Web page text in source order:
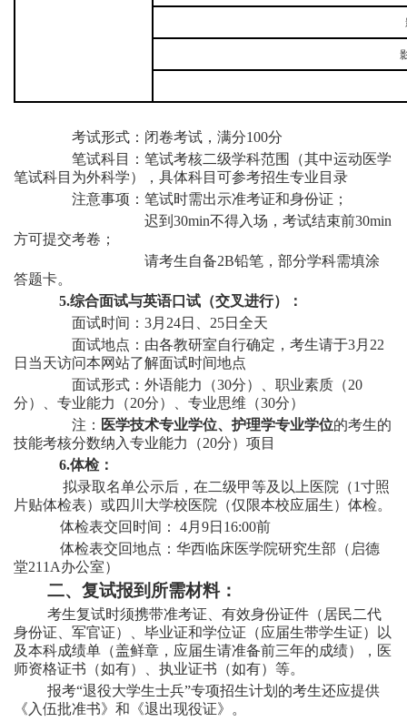
考试形式：闭卷考试，满分100分
笔试科目： 笔试考核二级学科范围
（其中运动医学
笔试科目为外科学），具体科目可参考招生专业目录
注意事项：笔试时需出示准考证和身份证；
迟到 30min不得入场，考试结束前30min
方可提交考卷；
请考生自备2B铅笔，部分学科需填涂
答题卡。
5.综合面试与英语口试（交叉进行）：
面试时间： 3月 24日、 25日全天
面试地点： 由各教研室自行确定 ，考生请于3月22
日 当天访问本网站了解面试时间地点
面试形式：外语能力（30分）、职业素质（20
分）、专业能力（20分）、专业思维（30分）
注： 医学技术专业学位、护理学专业学位的考生的
技能考核分数纳入专业能力（20分）项目
6.体检：
拟录取名单公示后，在二级甲等及以上医院（1寸照
片贴体检表）或四川大学校医院（仅限本校应届生）体检。
体检表交回时间：
4月 9日16:00前
体检表交回地点： 华西临床医学院研究生部（ 启德
堂211A办公室）
二、复试报到所需材料：
考生复试时须携带准考证、有效身份证件（居民二代
身份证、军官证）、毕业证和学位证（应届生带学生证）以
及本科成绩单（盖鲜章，应届生请准备前三年的成绩）， 医
师资格证书 （如有） 、执业证书 （如有） 等。
报考“退役大学生士兵”专项招生计划的考生还应提供
《入伍批准书》和《退出现役证》。